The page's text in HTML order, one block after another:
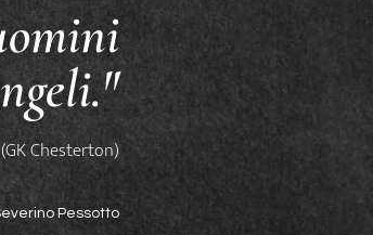
(GK Chesterton)
Pessotto